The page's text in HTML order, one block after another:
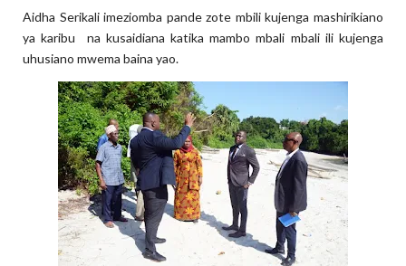
Aidha Serikali imeziomba pande zote mbili kujenga mashirikiano
ya karibu na kusaidiana katika mambo mbali mbali ili kujenga
uhusiano mwema baina yao.